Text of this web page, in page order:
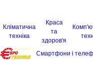
Кліматична
техніка
Краса
та
здоров'я
Смартфони і